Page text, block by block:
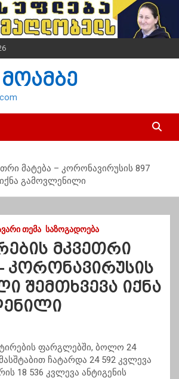
მატება – კორონავირუსის 897
გამოვლენილი
ᲗᲔᲛᲐ ᲡᲐᲖᲝᲒᲐᲓᲝᲔᲑᲐ
მკვეთრი
კორონავირუსის
შემთხვევა იქნა
ფარგლებში, ბოლო 24
ჩატარდა 24 592 კვლევა
18 536 კვლევა ანტიგენის